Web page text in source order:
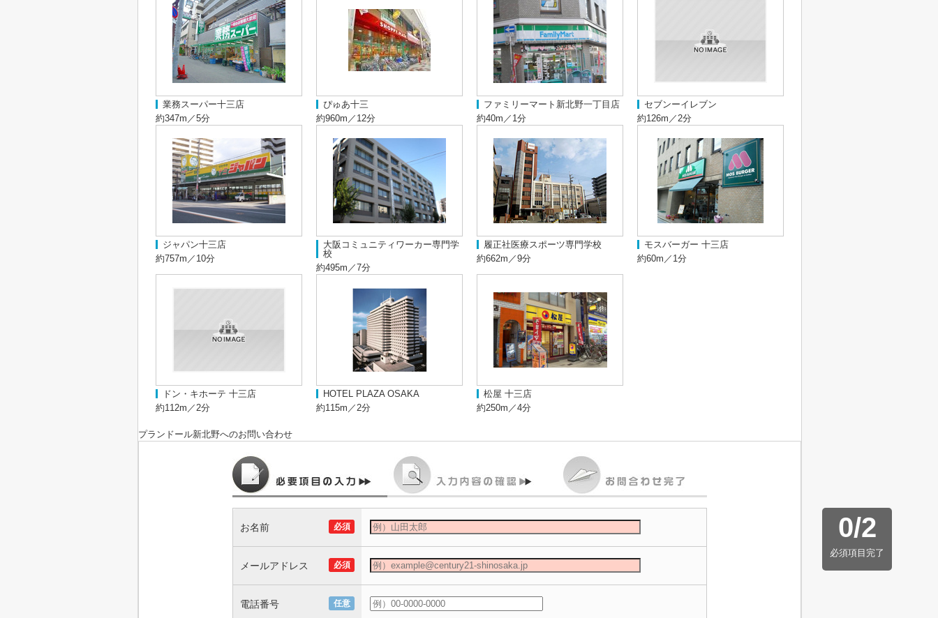
業務スーパー十三店
約347m／5分
ぴゅあ十三
約960m／12分
ファミリーマート新北野一丁目店
約40m／1分
セブンーイレブン
約126m／2分
ジャパン十三店
約757m／10分
大阪コミュニティワーカー専門学
校
約495m／7分
履正社医療スポーツ専門学校
約662m／9分
モスバーガー 十三店
約60m／1分
ドン・キホーテ 十三店
約112m／2分
HOTEL PLAZA OSAKA
約115m／2分
松屋 十三店
約250m／4分
プランドール新北野へのお問い合わせ
0/2
必須項目完了
必須
お名前
必須
メールアドレス
任意
電話番号